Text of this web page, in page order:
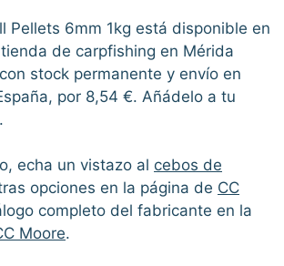
Pellets 6mm 1kg está disponible en
de carpfishing en Mérida
stock permanente y envío en
por 8,54 €. Añádelo a tu
echa un vistazo al cebos de
opciones en la página de CC
completo del fabricante en la
Moore.